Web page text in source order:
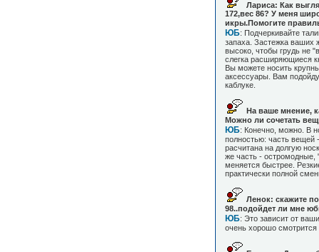
Лариса: Как
172,вес 86? У меня
икры.Помогите
ЮБ: Подчеркивайте
запаха. Застежка ваших
высоко, чтобы грудь не
слегка расширяющиеся
Вы можете носить
аксессуары. Вам
каблуке.
На ваше мнение,
Можно ли сочетать
ЮБ: Конечно, можно. В
полностью: часть вещей
расчитана на долгую
же часть - остромодные,
меняется быстрее.
практически полной
Ленок: скажите
98..подойдет ли мне
ЮБ: Это зависит от
очень хорошо